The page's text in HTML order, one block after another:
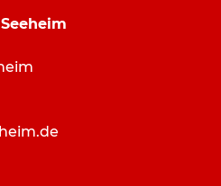
FF Seeheim/Luc
von Diesel: FF
von